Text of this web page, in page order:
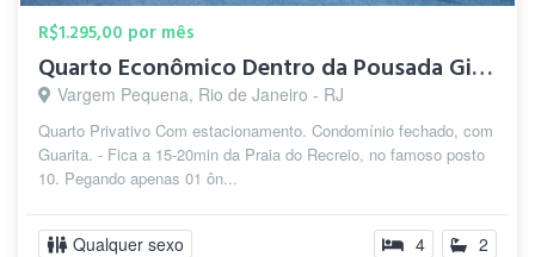
R$1.295,00 por mês
Quarto Econômico Dentro da Pousada Girassol 🌻
Vargem Pequena, Rio de Janeiro - RJ
Quarto Privativo Com estacionamento. Condomínio fechado, com
Guarita. - Fica a 15-20min da Praia do Recreio, no famoso posto
10. Pegando apenas 01 ôn...
Qualquer sexo 4 2